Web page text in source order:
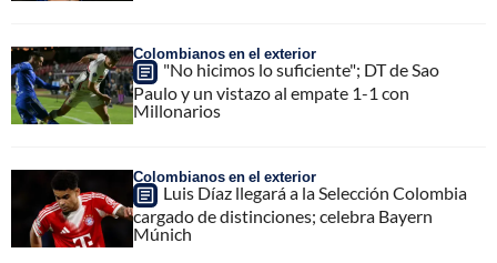
Colombianos en el exterior
"No hicimos lo suficiente"; DT de Sao
Paulo y un vistazo al empate 1-1 con
Millonarios
Colombianos en el exterior
Luis Díaz llegará a la Selección Colombia
cargado de distinciones; celebra Bayern
Múnich